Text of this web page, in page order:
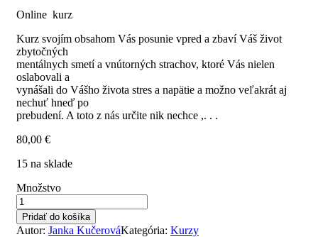
Online kurz
Kurz svojím obsahom Vás posunie vpred a zbaví Váš život
zbytočných
mentálnych smetí a vnútorných strachov, ktoré Vás nielen
oslabovali a
vynášali do Vášho života stres a napätie a možno veľakrát aj
nechuť hneď po
prebudení. A toto z nás určite nik nechce ,. . .
80,00 €
15 na sklade
Množstvo
Pridať do košíka
Autor: Janka KučerováKategória: Kurzy